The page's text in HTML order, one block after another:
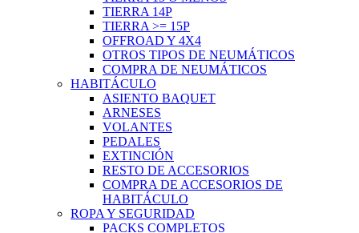
TIERRA 14P
TIERRA >= 15P
OFFROAD Y 4X4
OTROS TIPOS DE NEUMÁTICOS
COMPRA DE NEUMÁTICOS
HABITÁCULO
ASIENTO BAQUET
ARNESES
VOLANTES
PEDALES
EXTINCIÓN
RESTO DE ACCESORIOS
COMPRA DE ACCESORIOS DE
HABITÁCULO
ROPA Y SEGURIDAD
PACKS COMPLETOS